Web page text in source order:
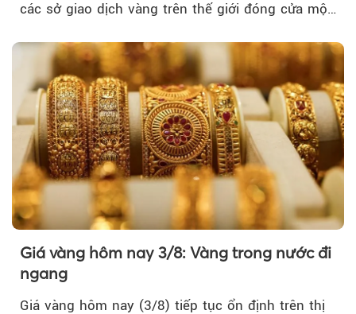
các sở giao dịch vàng trên thế giới đóng cửa một
Giá vàng hôm nay 3/8: Vàng trong nước đi
ngang
Giá vàng hôm nay (3/8) tiếp tục ổn định trên thị